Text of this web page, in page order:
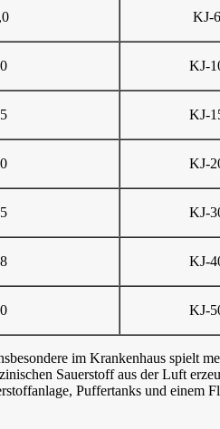
KJ-6
KJ-
KJ-
KJ-
KJ-
KJ-
KJ-
im Krankenhaus spielt
Sauerstoff aus der Luft
Puffertanks und einem